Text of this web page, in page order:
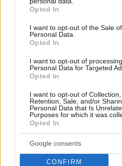
grant or deny consent to Google
use your data for below specified
consent section.
Opted In
I want to opt-out of the Sale
Personal Data.
Opted In
I want to opt-out of
Personal Data for Targeted
Opted In
I want to opt-out of Collection,
Retention, Sale, and/or
Personal Data that Is
Purposes for which it was
Opted In
Google consents
CONFIRM
Πώς έγινε η τραγωδία με
Μάλια: Βούτηξε για να
πνίγηκε, τα παιδιά φώναζαν
06.08.2026, 21:23